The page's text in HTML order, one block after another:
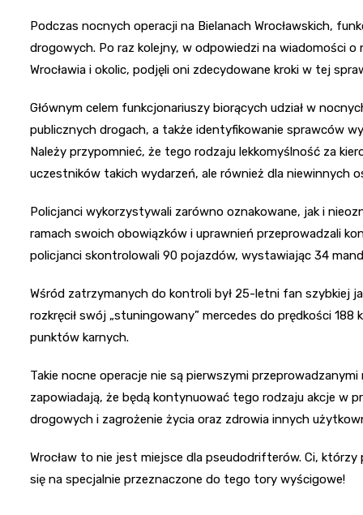
Podczas nocnych operacji na Bielanach Wrocławskich,
drogowych. Po raz kolejny, w odpowiedzi na wiadomości
Wrocławia i okolic, podjęli oni zdecydowane kroki w tej
Głównym celem funkcjonariuszy biorących udział w
publicznych drogach, a także identyfikowanie sprawców
Należy przypomnieć, że tego rodzaju lekkomyślność za
uczestników takich wydarzeń, ale również dla niewinnych
Policjanci wykorzystywali zarówno oznakowane, jak i
ramach swoich obowiązków i uprawnień przeprowadzali
policjanci skontrolowali 90 pojazdów, wystawiając 34
Wśród zatrzymanych do kontroli był 25-letni fan szybkiej
rozkręcił swój „stuningowany” mercedes do prędkości
punktów karnych.
Takie nocne operacje nie są pierwszymi
zapowiadają, że będą kontynuować tego rodzaju akcje w
drogowych i zagrożenie życia oraz zdrowia innych
Wrocław to nie jest miejsce dla pseudodrifterów. Ci,
się na specjalnie przeznaczone do tego tory wyścigowe!